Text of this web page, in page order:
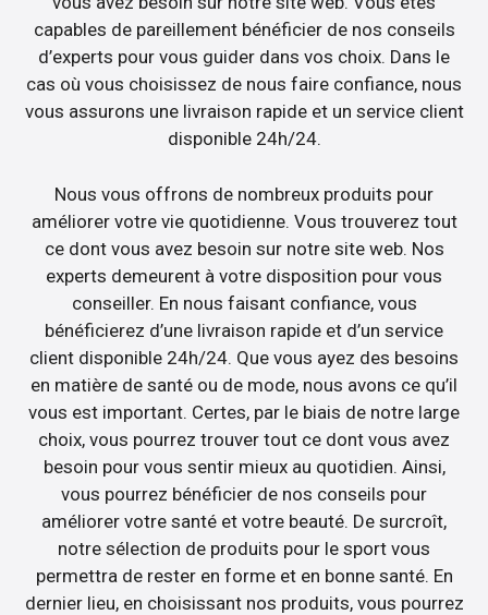
capables de pareillement bénéficier de nos conseils
d’experts pour vous guider dans vos choix. Dans le
cas où vous choisissez de nous faire confiance, nous
vous assurons une livraison rapide et un service client
disponible 24h/24.
Nous vous offrons de nombreux produits pour
améliorer votre vie quotidienne. Vous trouverez tout
ce dont vous avez besoin sur notre site web. Nos
experts demeurent à votre disposition pour vous
conseiller. En nous faisant confiance, vous
bénéficierez d’une livraison rapide et d’un service
client disponible 24h/24. Que vous ayez des besoins
en matière de santé ou de mode, nous avons ce qu’il
vous est important. Certes, par le biais de notre large
choix, vous pourrez trouver tout ce dont vous avez
besoin pour vous sentir mieux au quotidien. Ainsi,
vous pourrez bénéficier de nos conseils pour
améliorer votre santé et votre beauté. De surcroît,
notre sélection de produits pour le sport vous
permettra de rester en forme et en bonne santé. En
dernier lieu, en choisissant nos produits, vous pourrez